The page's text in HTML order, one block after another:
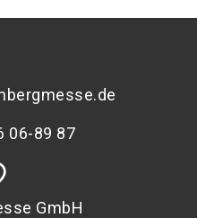
06-89 87
GmbH